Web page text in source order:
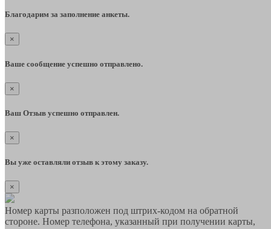
Благодарим за заполнение анкеты.
×
Ваше сообщение успешно отправлено.
×
Ваш Отзыв успешно отправлен.
×
Вы уже оставляли отзыв к этому заказу.
×
Номер карты разположен под штрих-кодом на обратной
стороне. Номер телефона, указанный при получении карты,